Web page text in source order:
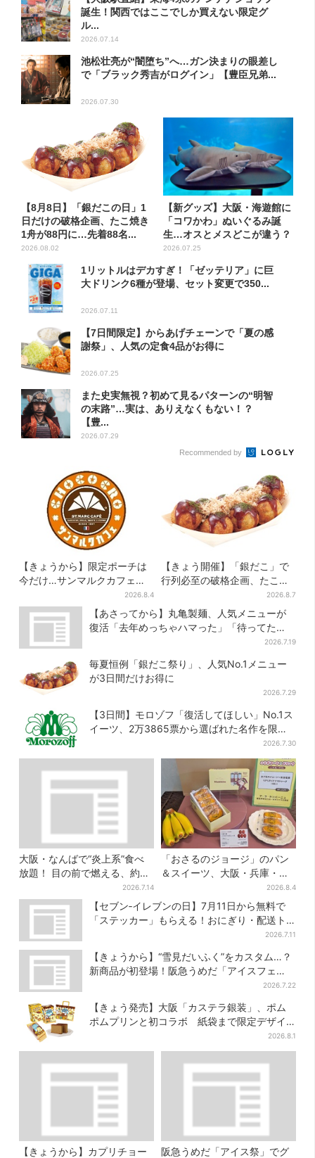
誕生！関西ではここでしか買えない限定グ
ル...
2026.07.14
池松壮亮が“闇堕ち”へ…ガン決まりの眼差し
で「ブラック秀吉がログイン」【豊臣兄弟...
2026.07.30
【8月8日】「銀だこの日」1
日だけの破格企画、たこ焼き
1舟が88円に…先着88名...
2026.08.02
【新グッズ】大阪・海遊館に
「コワかわ」ぬいぐるみ誕
生…オスとメスどこが違う？
飼...
2026.07.25
1リットルはデカすぎ！「ゼッテリア」に巨
大ドリンク6種が登場、セット変更で350...
2026.07.11
【7日間限定】からあげチェーンで「夏の感
謝祭」、人気の定食4品がお得に
2026.07.25
また史実無視？初めて見るパターンの“明智
の末路”…実は、ありえなくもない！？
【豊...
2026.07.29
Recommended by
【きょうから】限定ポーチは
今だけ…サンマルクカフェ初
の「夏福袋」、実質無料でレ
アグッズが手に入る
2026.8.4
【きょう開催】「銀だこ」で
行列必至の破格企画、たこ焼
き1舟が88円に「今年こそ…」
2026.8.7
【あさってから】丸亀製麺、人気メニューが
復活「去年めっちゃハマった」「待ってた
2026.7.19
毎夏恒例「銀だこ祭り」、人気No.1メニュー
が3日間だけお得に
2026.7.29
【3日間】モロゾフ「復活してほしい」No.1ス
イーツ、2万3865票から選ばれた名作を限定
2026.7.30
大阪・なんばで“炎上系”食べ
放題！ 目の前で燃える、約40
種類のランチビュッフェ2026.7.14
「おさるのジョージ」のパン
＆スイーツ、大阪・兵庫・京
都限定で【きょうから】発売
スタート
2026.8.4
【セブン‐イレブンの日】7月11日から無料で
「ステッカー」もらえる！おにぎり・配送ト
2026.7.11
【きょうから】“雪見だいふく”をカスタム…？
新商品が初登場！阪急うめだ「アイスフェ
2026.7.22
【きょう発売】大阪「カステラ銀装」、ポム
ポムプリンと初コラボ 紙袋まで限定デザイ
2026.8.1
【きょうから】カプリチョー
阪急うめだ「アイス祭」でグ